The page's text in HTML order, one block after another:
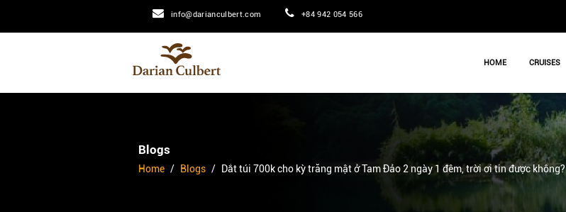
info@darianculbert.com +84 942 054 566
HOME CRUISES
Blogs
Home Blogs Dắt túi 700k cho kỳ trăng mật ở Tam Đảo 2 ngày 1 đêm, trời ơi tin được không?